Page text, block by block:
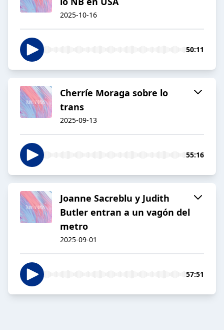
2025-10-16
50:11
Cherríe Moraga sobre lo
trans
2025-09-13
55:16
Joanne Sacreblu y Judith
Butler entran a un vagón del
metro
2025-09-01
57:51